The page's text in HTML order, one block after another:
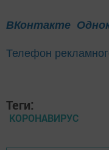
ВКонтакте
Телефон
Теги:
КОРОНАВИРУС